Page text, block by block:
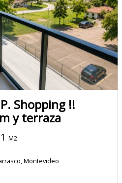
Shopping !!
y terraza
M2
Montevideo